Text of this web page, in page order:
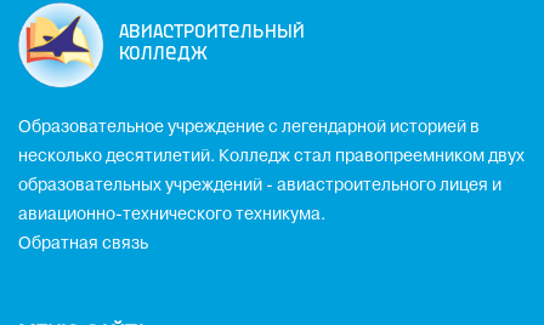
Авиастроительный
колледж
Образовательное учреждение с легендарной историей в
несколько десятилетий. Колледж стал правопреемником двух
образовательных учреждений - авиастроительного лицея и
авиационно-технического техникума.
Обратная связь